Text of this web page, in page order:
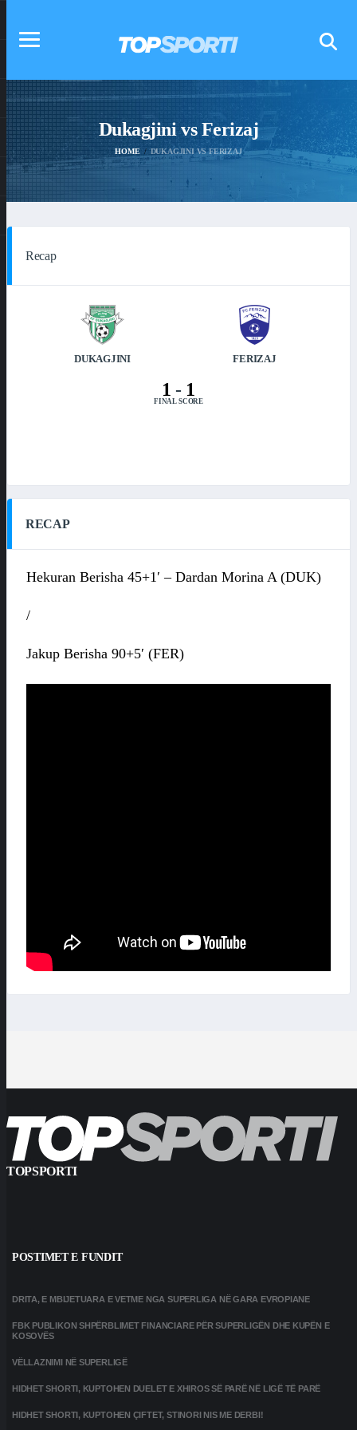
Dukagjini vs Ferizaj
HOME DUKAGJINI VS FERIZAJ
Recap
DUKAGJINI FERIZAJ
1- 1
FINAL SCORE
RECAP
Hekuran Berisha 45+1′ – Dardan Morina A (DUK)
/
Jakup Berisha 90+5′ (FER)
TOPSPORTI
POSTIMET E FUNDIT
DRITA, E MBIJETUARA E VETME NGA SUPERLIGA NË GARA EVROPIANE
FBK PUBLIKON SHPËRBLIMET FINANCIARE PËR SUPERLIGËN DHE KUPËN E
KOSOVËS
VËLLAZNIMI NË SUPERLIGË
HIDHET SHORTI, KUPTOHEN DUELET E XHIROS SË PARË NË LIGË TË PARË
HIDHET SHORTI, KUPTOHEN ÇIFTET, STINORI NIS ME DERBI!